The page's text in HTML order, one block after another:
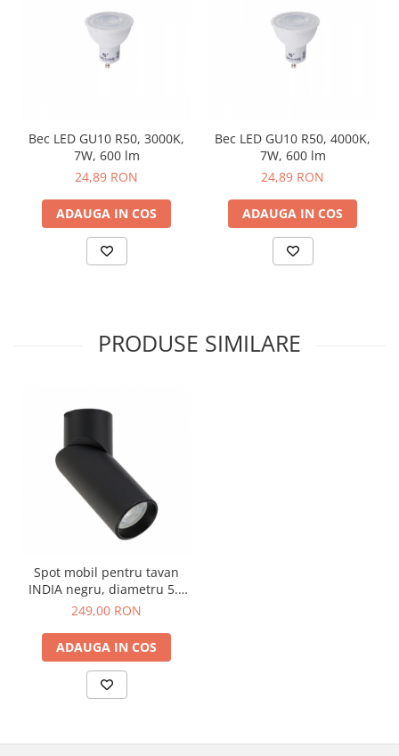
Bec LED GU10 R50, 3000K,
7W, 600 lm
24,89 RON
ADAUGA IN COS
Bec LED GU10 R50, 4000K,
7W, 600 lm
24,89 RON
ADAUGA IN COS
PRODUSE SIMILARE
Spot mobil pentru tavan
INDIA negru, diametru 5.6
cm
249,00 RON
ADAUGA IN COS